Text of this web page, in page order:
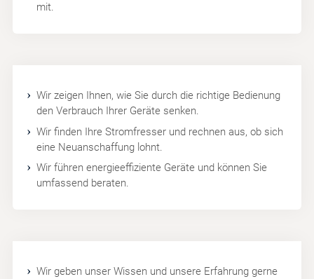
mit.
Wir zeigen Ihnen, wie Sie durch die richtige Bedienung
den Verbrauch Ihrer Geräte senken.
Wir finden Ihre Stromfresser und rechnen aus, ob sich
eine Neuanschaffung lohnt.
Wir führen energieeffiziente Geräte und können Sie
umfassend beraten.
Wir geben unser Wissen und unsere Erfahrung gerne